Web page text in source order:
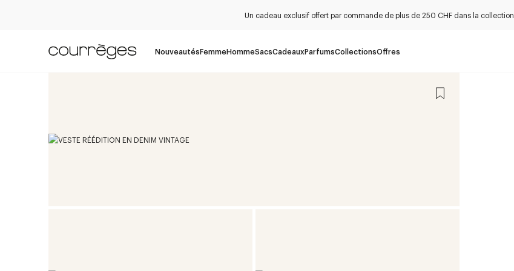
Un cadeau exclusif offert par commande de plus de 250 CHF dans la collection
NouveautésFemmeHommeSacsCadeauxParfumsCollectionsOffres